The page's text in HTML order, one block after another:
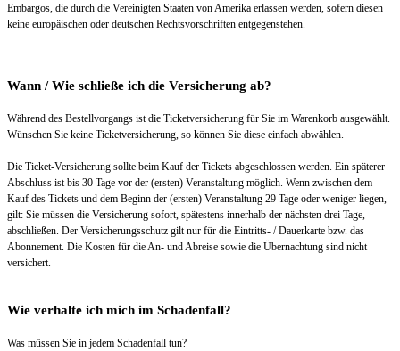
Embargos, die durch die Vereinigten Staaten von Amerika erlassen werden, sofern diesen
keine europäischen oder deutschen Rechtsvorschriften entgegenstehen.
Wann / Wie schließe ich die Versicherung ab?
Während des Bestellvorgangs ist die Ticketversicherung für Sie im Warenkorb ausgewählt.
Wünschen Sie keine Ticketversicherung, so können Sie diese einfach abwählen.
Die Ticket-Versicherung sollte beim Kauf der Tickets abgeschlossen werden. Ein späterer
Abschluss ist bis 30 Tage vor der (ersten) Veranstaltung möglich. Wenn zwischen dem
Kauf des Tickets und dem Beginn der (ersten) Veranstaltung 29 Tage oder weniger liegen,
gilt: Sie müssen die Versicherung sofort, spätestens innerhalb der nächsten drei Tage,
abschließen. Der Versicherungsschutz gilt nur für die Eintritts- / Dauerkarte bzw. das
Abonnement. Die Kosten für die An- und Abreise sowie die Übernachtung sind nicht
versichert.
Wie verhalte ich mich im Schadenfall?
Was müssen Sie in jedem Schadenfall tun?